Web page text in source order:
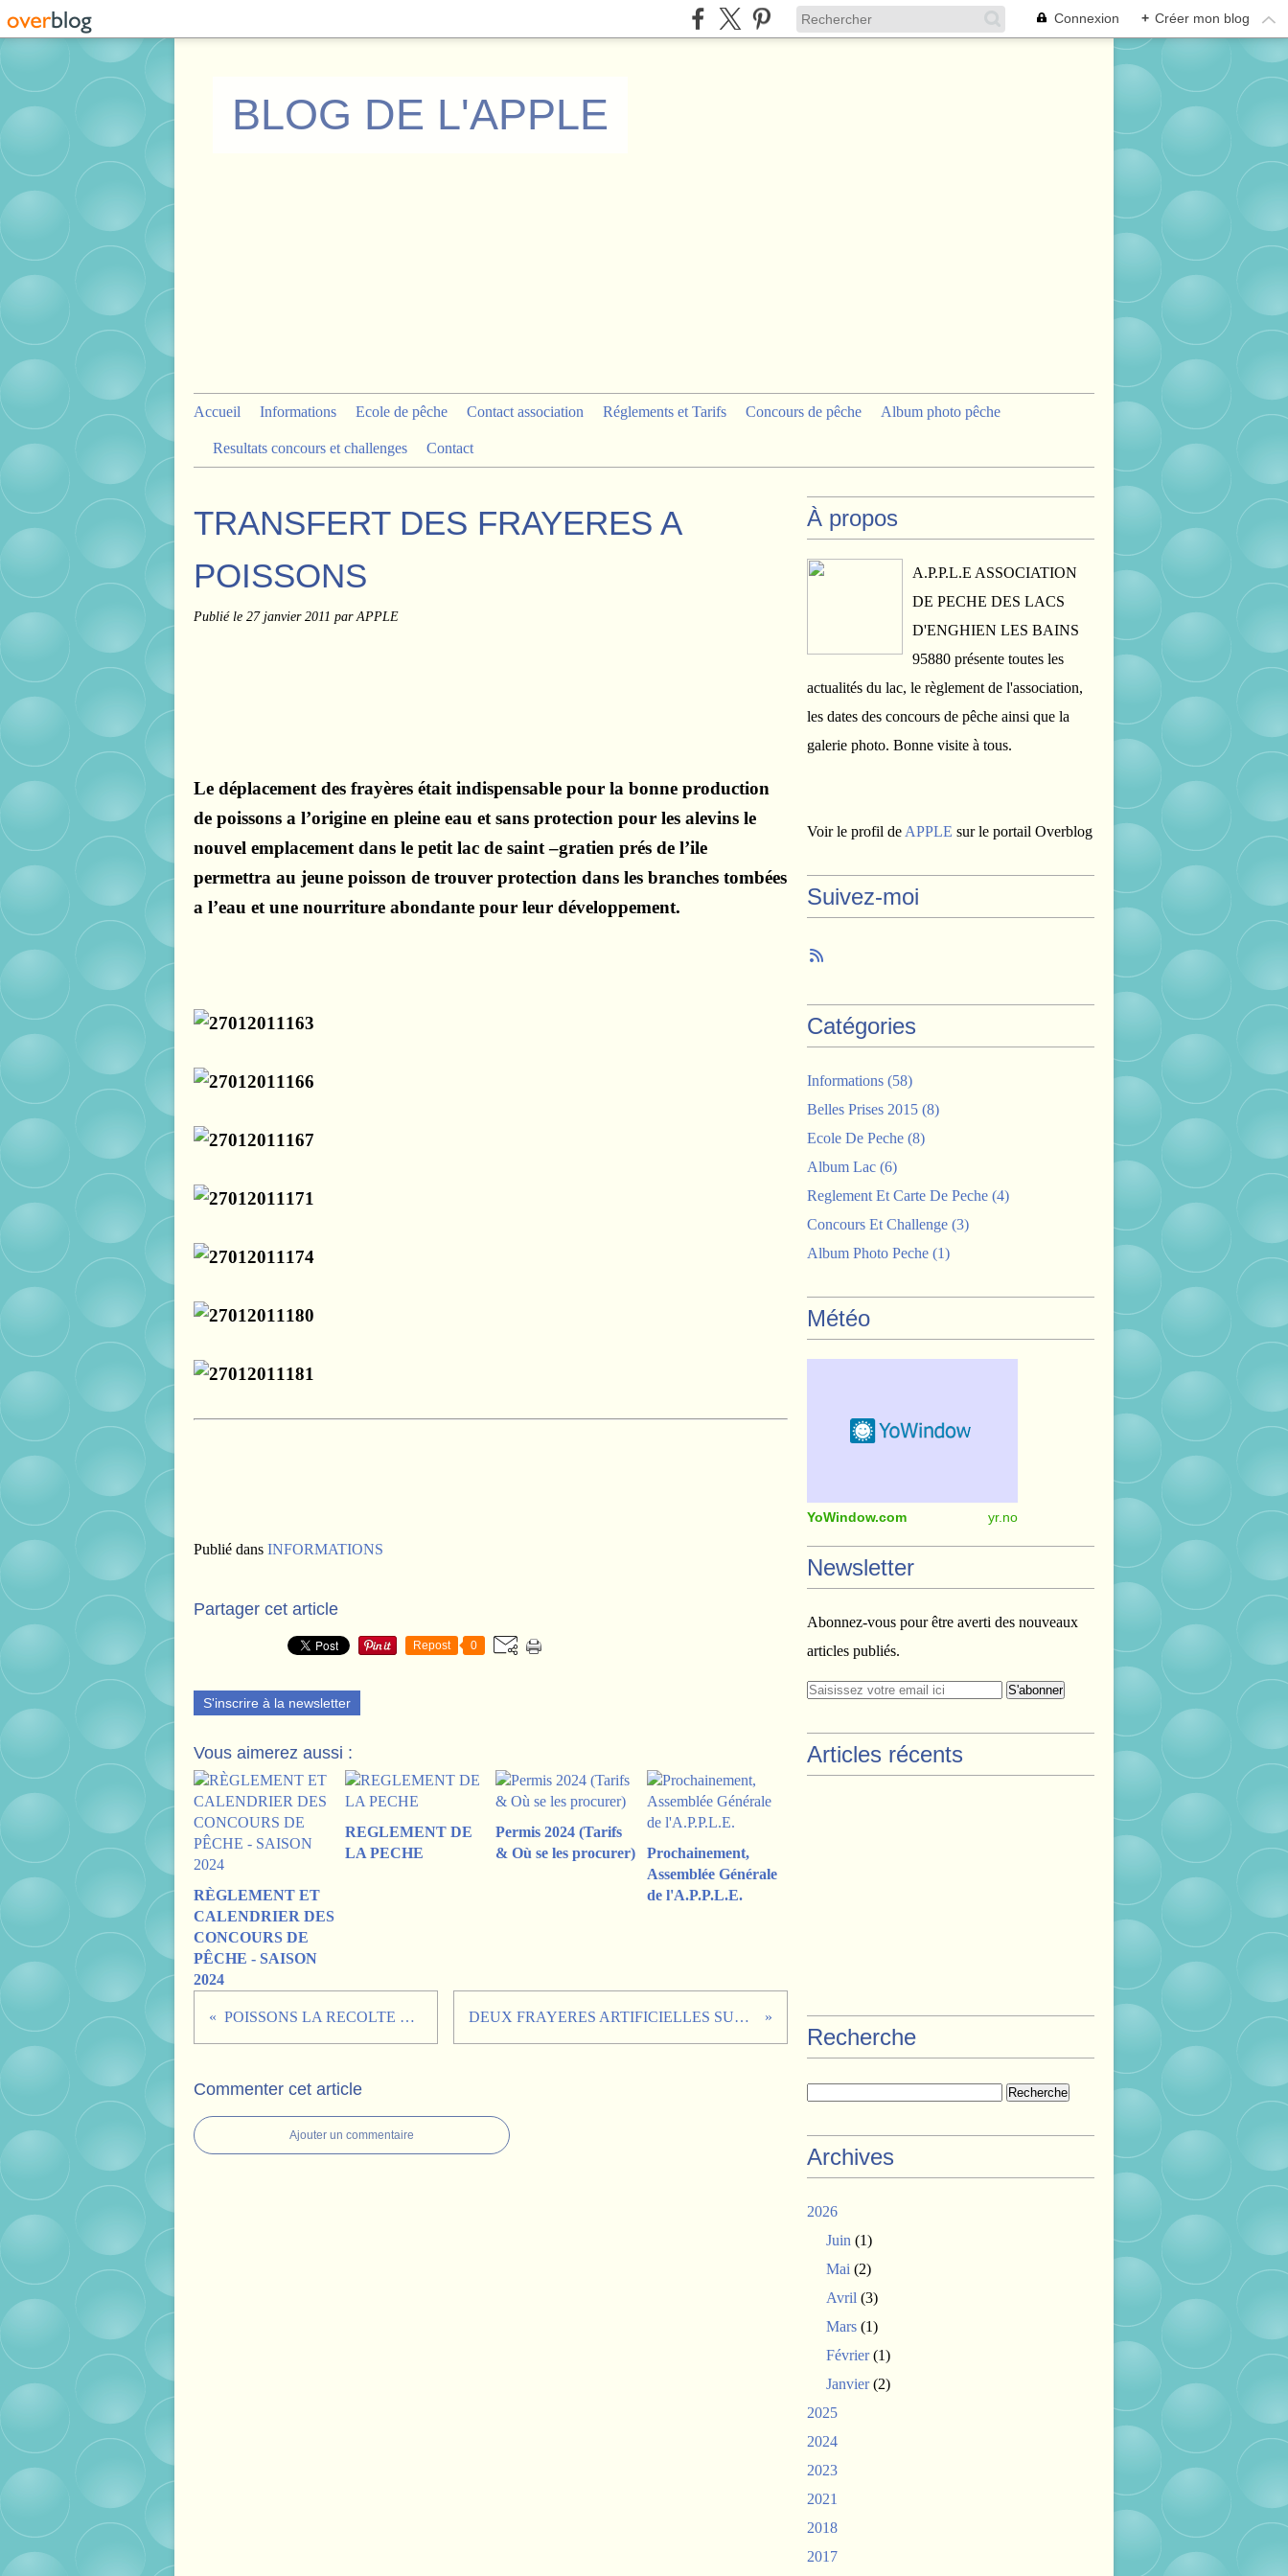
Connexion + Créer mon blog
BLOG DE L'APPLE
Accueil Informations Ecole de pêche Contact association Réglements et Tarifs Concours de pêche Album photo pêche
Resultats concours et challenges Contact
TRANSFERT DES FRAYERES A
POISSONS
Publié le 27 janvier 2011 par APPLE
Le déplacement des frayères était indispensable pour la bonne production
de poissons a l’origine en pleine eau et sans protection pour les alevins le
nouvel emplacement dans le petit lac de saint –gratien prés de l’ile
permettra au jeune poisson de trouver protection dans les branches tombées
a l’eau et une nourriture abondante pour leur développement.
Publié dans INFORMATIONS
Partager cet article
Repost 0
S'inscrire à la newsletter
Vous aimerez aussi :
RÈGLEMENT ET
CALENDRIER DES
CONCOURS DE
PÊCHE - SAISON
2024
REGLEMENT DE
LA PECHE
Permis 2024 (Tarifs
& Où se les procurer)
Prochainement,
Assemblée Générale
de l'A.P.P.L.E.
POISSONS LA RECOLTE DE LA VILLE DEUX FRAYERES ARTIFICIELLES SUPPLEMENTAIRES
Commenter cet article
Ajouter un commentaire
À propos
A.P.P.L.E ASSOCIATION
DE PECHE DES LACS
D'ENGHIEN LES BAINS
95880 présente toutes les
actualités du lac, le règlement de l'association,
les dates des concours de pêche ainsi que la
galerie photo. Bonne visite à tous.
Voir le profil de APPLE sur le portail Overblog
Suivez-moi
Catégories
Informations (58)
Belles Prises 2015 (8)
Ecole De Peche (8)
Album Lac (6)
Reglement Et Carte De Peche (4)
Concours Et Challenge (3)
Album Photo Peche (1)
Météo
YoWindow.com yr.no
Newsletter
Abonnez-vous pour être averti des nouveaux
articles publiés.
Articles récents
Recherche
Archives
2026
Juin (1)
Mai (2)
Avril (3)
Mars (1)
Février(1)
Janvier(2)
2025
2024
2023
2021
2018
2017